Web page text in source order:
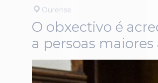
Ourense
O obxectivo é
a persoas maiores